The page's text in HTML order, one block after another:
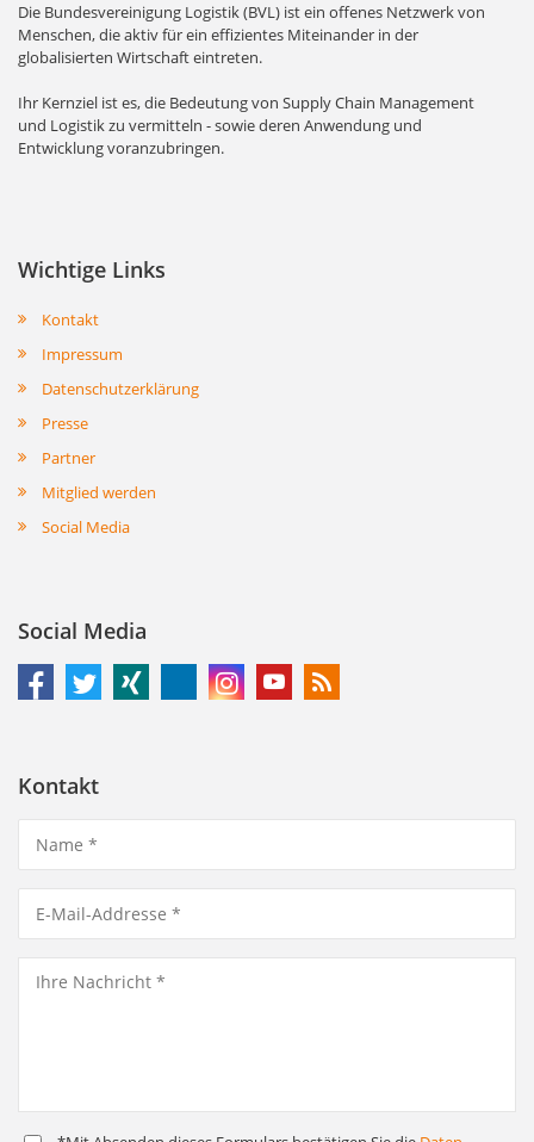
Die Bundesvereinigung Logistik (BVL) ist ein offenes Netzwerk von
Menschen, die aktiv für ein effizientes Miteinander in der
globalisierten Wirtschaft eintreten.
Ihr Kernziel ist es, die Bedeutung von Supply Chain Management
und Logistik zu vermitteln - sowie deren Anwendung und
Entwicklung voranzubringen.
Wichtige Links
Kontakt
Impressum
Datenschutzerklärung
Presse
Partner
Mitglied werden
Social Media
Social Media
Kontakt